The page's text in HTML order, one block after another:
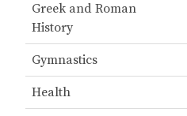
Greek and Roman
History
Gymnastics
Health